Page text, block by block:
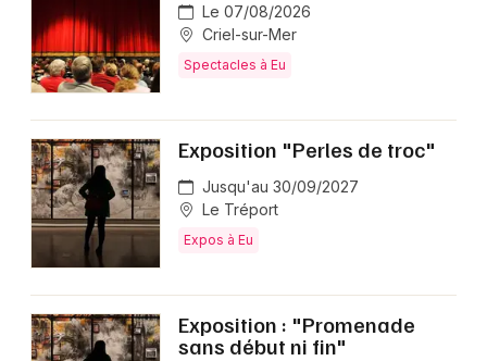
Le 07/08/2026
Criel-sur-Mer
Spectacles à Eu
Exposition "Perles de troc"
Jusqu'au 30/09/2027
Le Tréport
Expos à Eu
Exposition : "Promenade
sans début ni fin"